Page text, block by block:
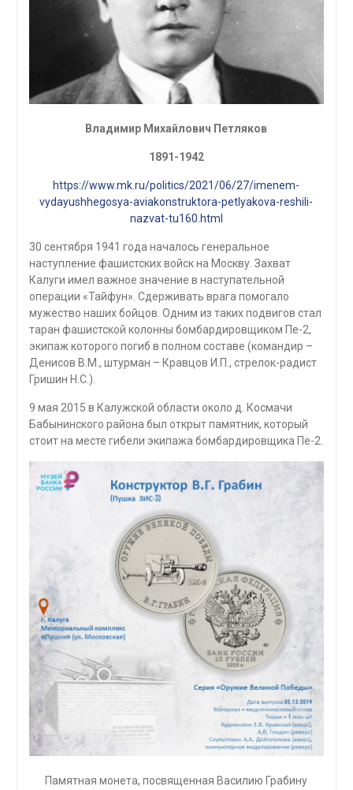
Владимир Михайлович Петляков
1891-1942
https://www.mk.ru/politics/2021/06/27/imenem-
vydayushhegosya-aviakonstruktora-petlyakova-reshili-
nazvat-tu160.html
30 сентября 1941 года началось генеральное
наступление фашистских войск на Москву. Захват
Калуги имел важное значение в наступательной
операции «Тайфун». Сдерживать врага помогало
мужество наших бойцов. Одним из таких подвигов стал
таран фашистской колонны бомбардировщиком Пе-2,
экипаж которого погиб в полном составе (командир –
Денисов В.М., штурман – Кравцов И.П., стрелок-радист
Гришин Н.С.).
9 мая 2015 в Калужской области около д. Космачи
Бабынинского района был открыт памятник, который
стоит на месте гибели экипажа бомбардировщика Пе-2.
Памятная монета, посвященная Василию Грабину